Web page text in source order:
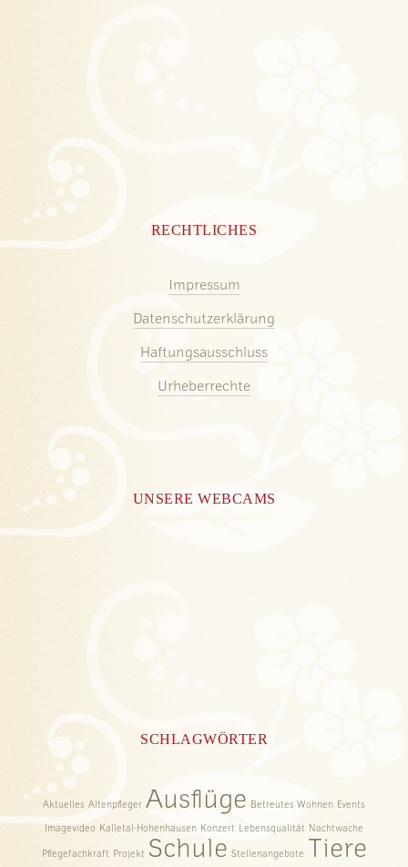
RECHTLICHES
Impressum
Datenschutzerklärung
Haftungsausschluss
Urheberrechte
UNSERE WEBCAMS
SCHLAGWÖRTER
Aktuelles Altenpfleger Ausflüge Betreutes Wohnen Events
Imagevideo Kalletal-Hohenhausen Konzert Lebensqualität Nachtwache
Pflegefachkraft Projekt Schule Stellenangebote Tiere